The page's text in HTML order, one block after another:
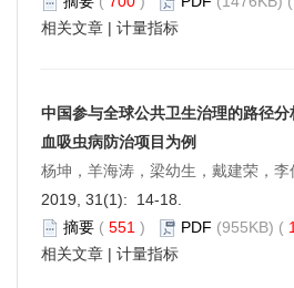
相关文章 | 计量指标
中国参与全球公共卫生治理的路径
血吸虫病防治项目为例
杨坤，羊海涛，梁幼生，戴建荣，
2019, 31(1): 14-18.
摘要 ( 551 ) PDF (955KB) (
相关文章 | 计量指标